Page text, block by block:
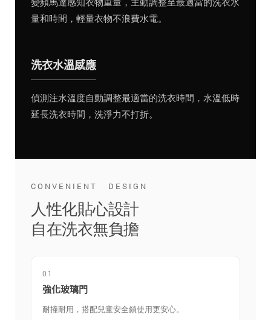
量和時間，輕量衣物不浪費水電。
洗衣水溫感應
偵測注水溫度自動調整最適當的洗衣時間，水溫低時
延長洗衣時間，洗淨力不打折。
CONVENIENT DESIGN
人性化貼心設計
自在洗衣無負擔
01
強化玻璃門
耐撞耐用，搭配兒童安全鎖使用更安心。